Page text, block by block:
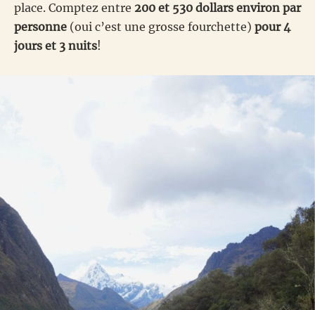
place. Comptez entre 200 et 530 dollars environ par
personne (oui c’est une grosse fourchette) pour 4
jours et 3 nuits!